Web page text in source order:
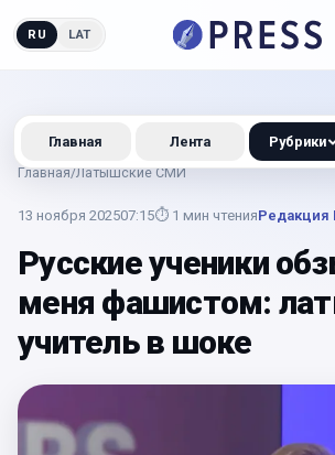
RU LAT
Главная/Латышские СМИ
13 ноября 202507:15⏱ 1 мин чтенияРедакция
Русские ученики
меня фашистом:
учитель в шоке
Главная Лента Рубрики